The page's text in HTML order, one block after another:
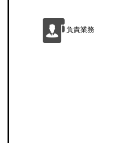
負責業務